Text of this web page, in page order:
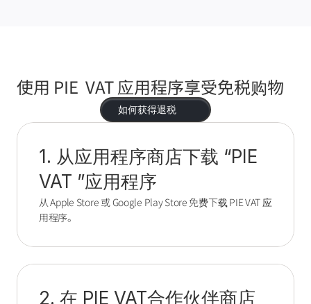
使用 PIE  VAT 应用程序享受免税购物
如何获得退税
1. 从应用程序商店下载 “PIE
VAT ”应用程序
从 Apple Store 或 Google Play Store 免费下载 PIE VAT 应
用程序。
2. 在 PIE VAT合作伙伴商店